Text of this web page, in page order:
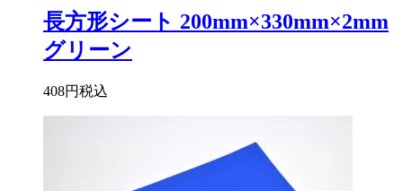
長方形シート 200mm×330mm×2mm
グリーン
408円税込